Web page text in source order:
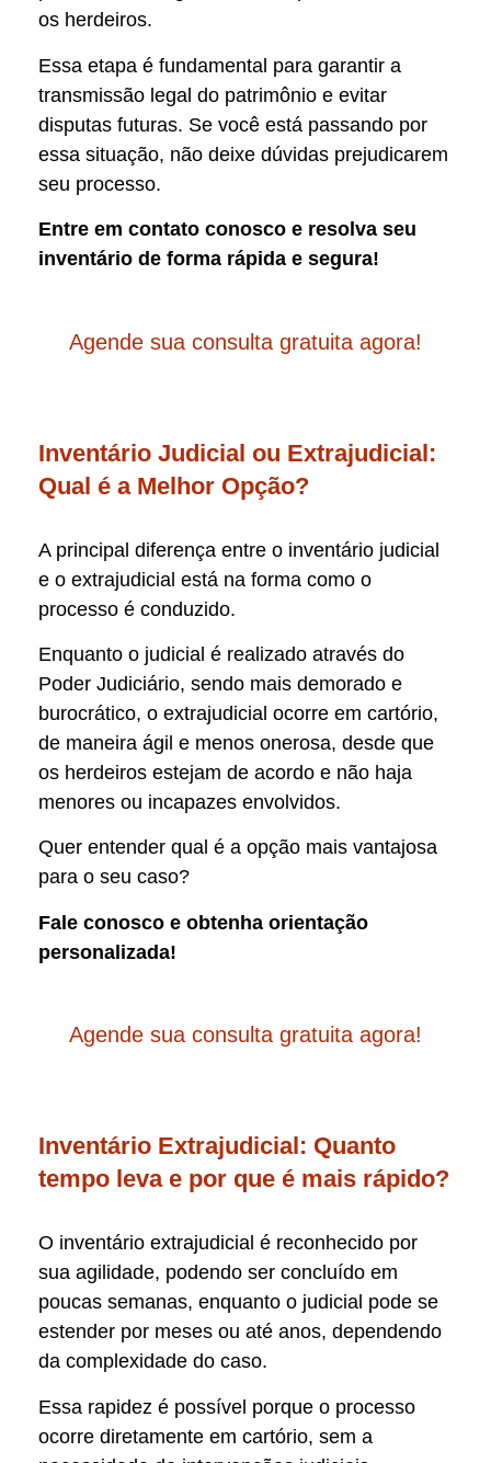
os herdeiros.
Essa etapa é fundamental para garantir a
transmissão legal do patrimônio e evitar
disputas futuras. Se você está passando por
essa situação, não deixe dúvidas prejudicarem
seu processo.
Entre em contato conosco e resolva seu
inventário de forma rápida e segura!
Agende sua consulta gratuita agora!
Inventário Judicial ou Extrajudicial:
Qual é a Melhor Opção?
A principal diferença entre o inventário judicial
e o extrajudicial está na forma como o
processo é conduzido.
Enquanto o judicial é realizado através do
Poder Judiciário, sendo mais demorado e
burocrático, o extrajudicial ocorre em cartório,
de maneira ágil e menos onerosa, desde que
os herdeiros estejam de acordo e não haja
menores ou incapazes envolvidos.
Quer entender qual é a opção mais vantajosa
para o seu caso?
Fale conosco e obtenha orientação
personalizada!
Agende sua consulta gratuita agora!
Inventário Extrajudicial: Quanto
tempo leva e por que é mais rápido?
O inventário extrajudicial é reconhecido por
sua agilidade, podendo ser concluído em
poucas semanas, enquanto o judicial pode se
estender por meses ou até anos, dependendo
da complexidade do caso.
Essa rapidez é possível porque o processo
ocorre diretamente em cartório, sem a